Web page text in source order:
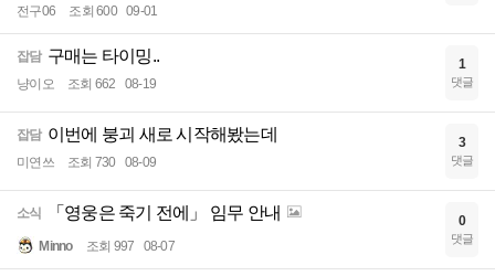
전구06 조회 600 09-01
잡담 구매는 타이밍..
냥이오 조회 662 08-19
1
댓글
잡담 이번에 붕괴 새로 시작해봤는데
미연쓰 조회 730 08-09
3
댓글
소식 「영웅은 죽기 전에」 임무 안내
Minno 조회 997 08-07
0
댓글